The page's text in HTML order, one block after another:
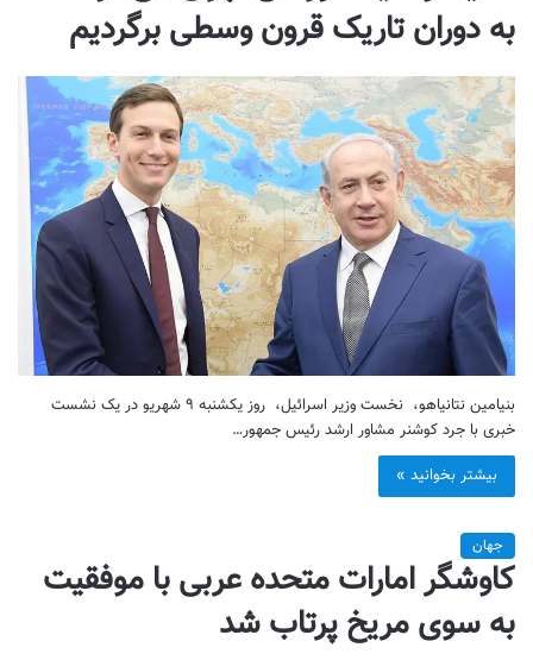
به دوران تاریک قرون وسطی برگردیم
بنیامین نتانیاهو، نخست وزیر اسرائیل، روز یکشنبه ۹ شهریو در یک نشست
خبری با جرد کوشنر مشاور ارشد رئیس جمهور…
بیشتر بخوانید »
جهان
کاوشگر امارات متحده عربی با موفقیت
به سوی مریخ پرتاب شد